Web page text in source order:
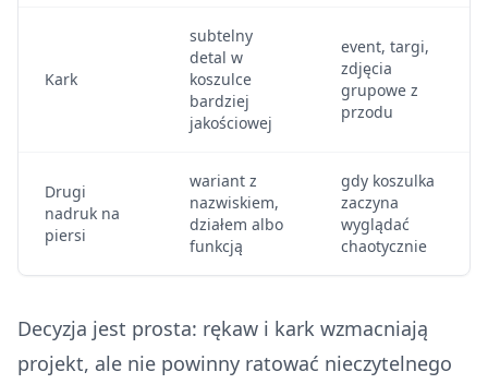
Kark
subtelny
detal w
koszulce
bardziej
jakościowej
event, targi,
zdjęcia
grupowe z
przodu
Drugi
nadruk na
piersi
wariant z
nazwiskiem,
działem albo
funkcją
gdy koszulka
zaczyna
wyglądać
chaotycznie
Decyzja jest prosta: rękaw i kark wzmacniają
projekt, ale nie powinny ratować nieczytelnego